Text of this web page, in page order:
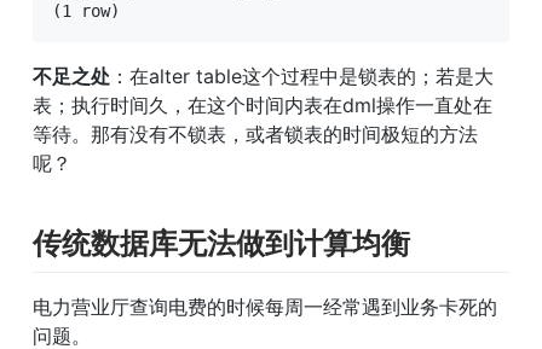
(1 row)
不足之处 ：在alter table这个过程中是锁表的；若是大
表；执行时间久，在这个时间内表在dml操作一直处在
等待。那有没有不锁表，或者锁表的时间极短的方法
呢？
传统数据库无法做到计算均衡
电力营业厅查询电费的时候每周一经常遇到业务卡死的
问题。